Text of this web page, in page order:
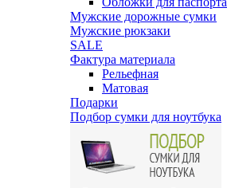
Мужские дорожные сумки
Мужские рюкзаки
SALE
Фактура материала
Рельефная
Матовая
Подарки
Подбор сумки для ноутбука